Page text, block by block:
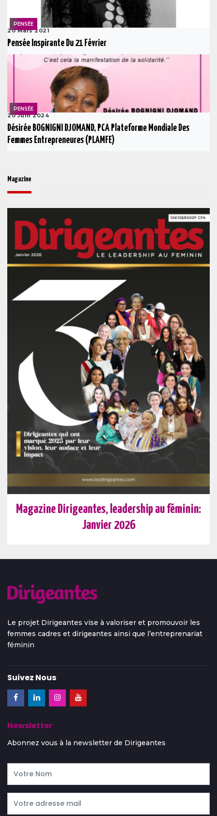
PENSÉE
20 Mars 2021
Pensée Inspirante Du 21 Février
PENSÉE
20 Juin 2024
Désirée BOGNIGNI DJOMAND, PCA Plateforme Mondiale Des
Femmes Entrepreneures (PLAMFE)
Magazine
Magazine Dirigeantes, leadership au féminin:
Janvier 2026
Le projet Dirigeantes vise à valoriser et promouvoir les
femmes cadres et dirigeantes ainsi que l’entreprenariat
féminin
Suivez Nous
Newsletter
Abonnez vous à la newsletter de Dirigeantes